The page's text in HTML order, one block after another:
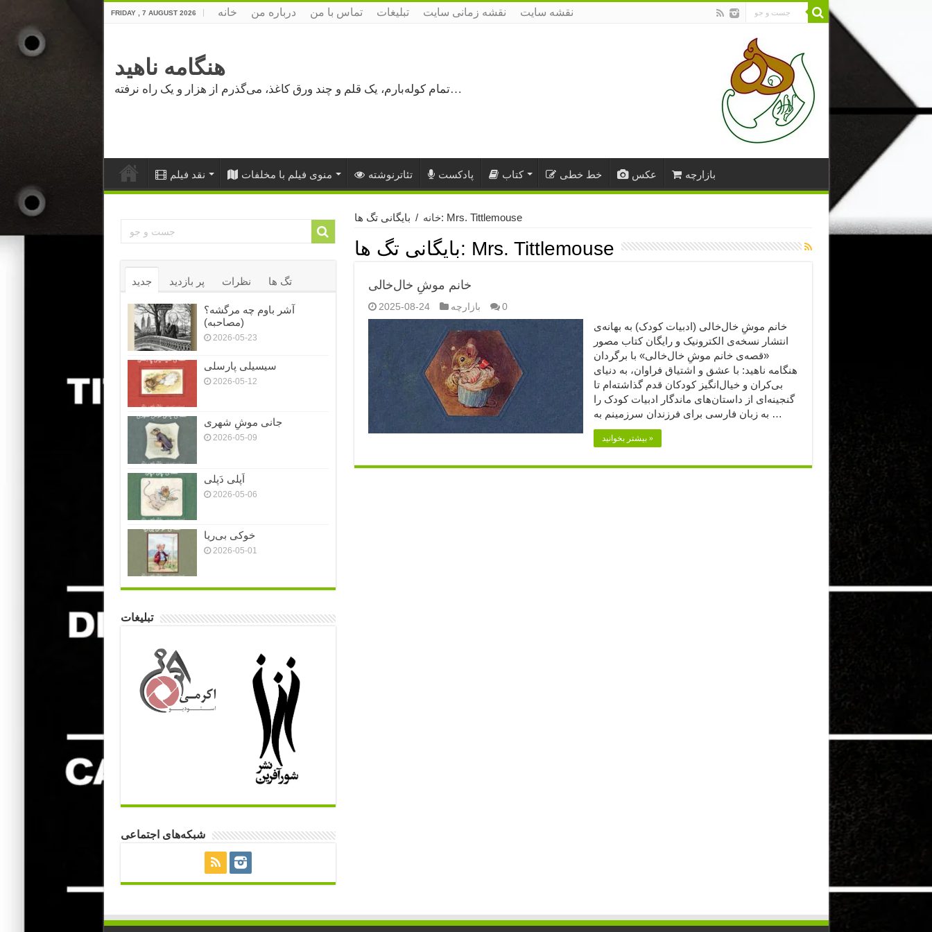
FRIDAY , 7 AUGUST 2026 خانه درباره من تماس با من تبلیغات نقشه زمانی سایت نقشه سایت
هنگامه ناهید
تمام کوله‌بارم، یک قلم و چند ورق کاغذ، می‌گذرم از هزار و یک راه نرفته…
نقد فیلم منوی فیلم با مخلفات تئاترنوشته پادکست کتاب خط خطی عکس بازارچه
خانه / بایگانی تگ ها: Mrs. Tittlemouse
بایگانی تگ ها: Mrs. Tittlemouse
خانم موشِ خال‌خالی
2025-08-24 بازارچه 0
خانم موشِ خال‌خالی (ادبیات کودک) به بهانه‌ی
انتشار نسخه‌ی الکترونیک و رایگان کتاب مصور
«قصه‌ی خانم موشِ خال‌خالی» با برگردان
هنگامه ناهید: با عشق و اشتیاق فراوان، به دنیای
بی‌کران و خیال‌انگیز کودکان قدم گذاشته‌ام تا
گنجینه‌ای از داستان‌های ماندگار ادبیات کودک را
به زبان فارسی برای فرزندان سرزمینم به …
بیشتر بخوانید »
جدید پر بازدید نظرات تگ ها
آشر باوم چه مرگشه؟
(مصاحبه)
2026-05-23
سیسیلی پارسلی
2026-05-12
جانی موشِ شهری
2026-05-09
اَپلی دَپلی
2026-05-06
خوکی بی‌ریا
2026-05-01
تبلیغات
شبکه‌های اجتماعی